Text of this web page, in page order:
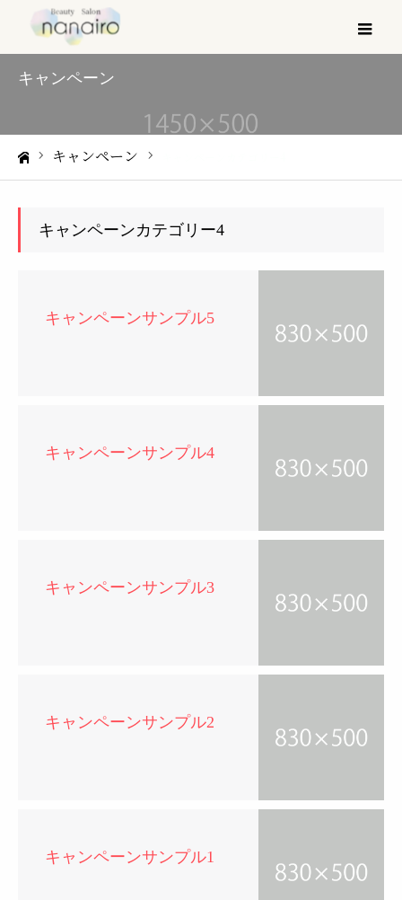
キャンペーン
ーム
キャンペーン
キャンペーンカテゴリー4
キャンペーンサンプル5
キャンペーンサンプル4
キャンペーンサンプル3
キャンペーンサンプル2
キャンペーンサンプル1